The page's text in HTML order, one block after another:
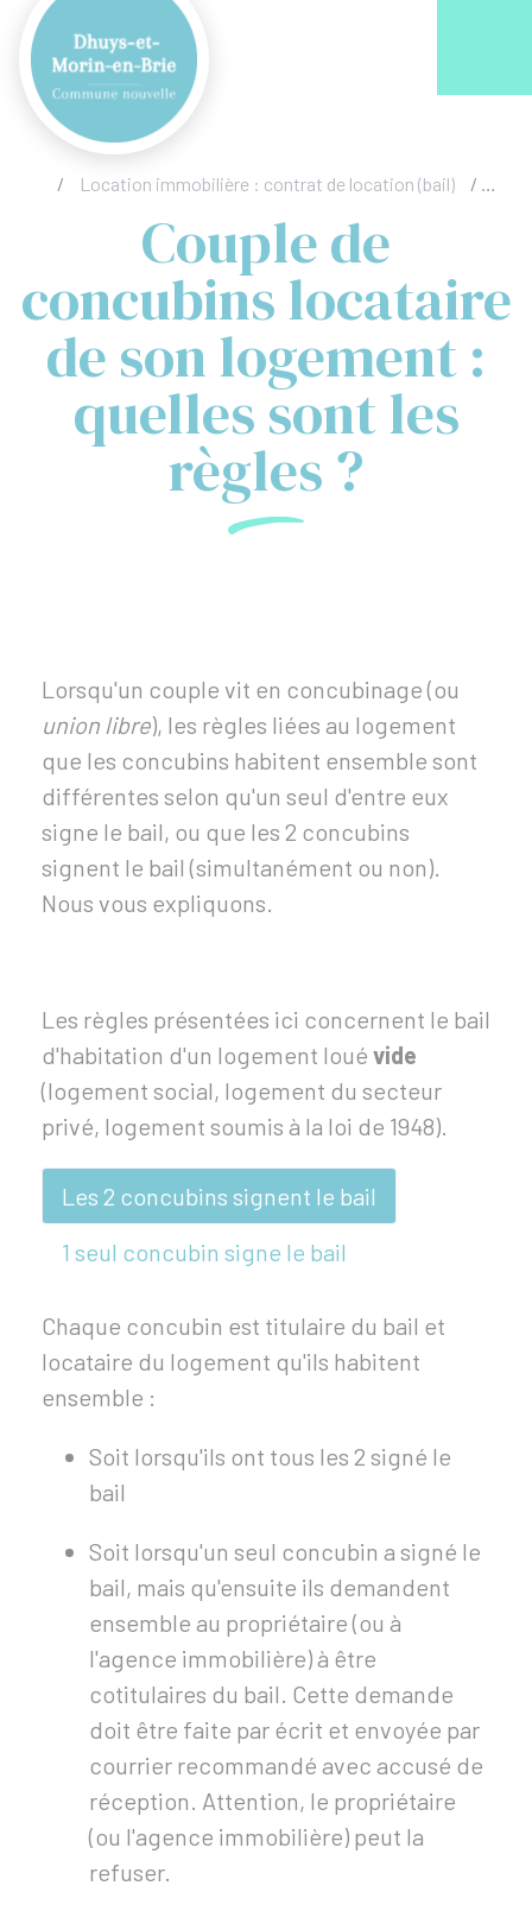
/ Location immobilière : contrat de location (bail) /
Couple de
concubins locataire
de son logement :
quelles sont les
règles ?
Lorsqu'un couple vit en concubinage (ou
union libre), les règles liées au logement
que les concubins habitent ensemble sont
différentes selon qu'un seul d'entre eux
signe le bail, ou que les 2 concubins
signent le bail (simultanément ou non).
Nous vous expliquons.
Les règles présentées ici concernent le bail
d'habitation d'un logement loué vide
(logement social, logement du secteur
privé, logement soumis à la loi de 1948).
Les 2 concubins signent le bail
1 seul concubin signe le bail
Chaque concubin est titulaire du bail et
locataire du logement qu'ils habitent
ensemble :
Soit lorsqu'ils ont tous les 2 signé le
bail
Soit lorsqu'un seul concubin a signé le
bail, mais qu'ensuite ils demandent
ensemble au propriétaire (ou à
l'agence immobilière) à être
cotitulaires du bail. Cette demande
doit être faite par écrit et envoyée par
courrier recommandé avec accusé de
réception. Attention, le propriétaire
(ou l'agence immobilière) peut la
refuser.